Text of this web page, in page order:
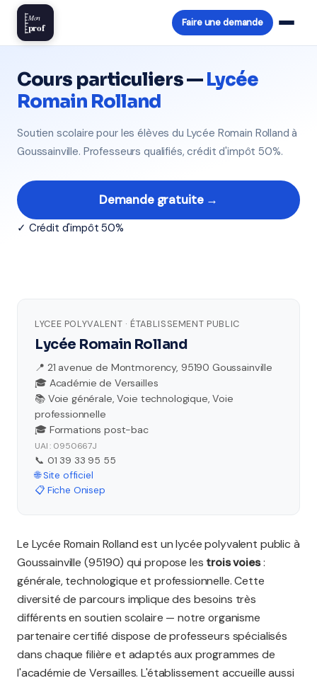
Mon
prof Faire une demande
Cours particuliers —Lycée
Romain Rolland
Soutien scolaire pour les élèves du Lycée Romain Rolland à
Goussainville. Professeurs qualifiés, crédit d'impôt 50%.
Demande gratuite →
✓ Crédit d'impôt 50%
LYCEE POLYVALENT · ÉTABLISSEMENT PUBLIC
Lycée Romain Rolland
📍 21 avenue de Montmorency, 95190 Goussainville
🎓 Académie de Versailles
📚 Voie générale, Voie technologique, Voie
professionnelle
🎓 Formations post-bac
UAI : 0950667J
📞 01 39 33 95 55
🌐 Site officiel
📋 Fiche Onisep
Le Lycée Romain Rolland est un lycée polyvalent public à
Goussainville (95190) qui propose les trois voies:
générale, technologique et professionnelle. Cette
diversité de parcours implique des besoins très
différents en soutien scolaire — notre organisme
partenaire certifié dispose de professeurs spécialisés
dans chaque filière et adaptés aux programmes de
l'académie de Versailles. L'établissement accueille aussi